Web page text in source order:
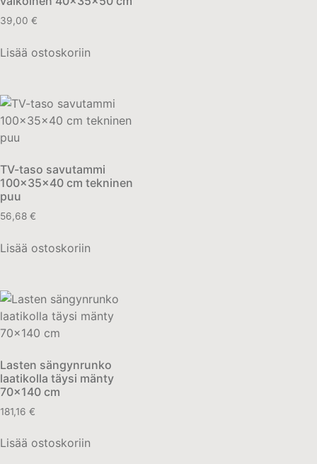
39,00 €
Lisää ostoskoriin
TV-taso savutammi
100x35x40 cm tekninen
puu
56,68 €
Lisää ostoskoriin
Lasten sängynrunko
laatikolla täysi mänty
70×140 cm
181,16 €
Lisää ostoskoriin